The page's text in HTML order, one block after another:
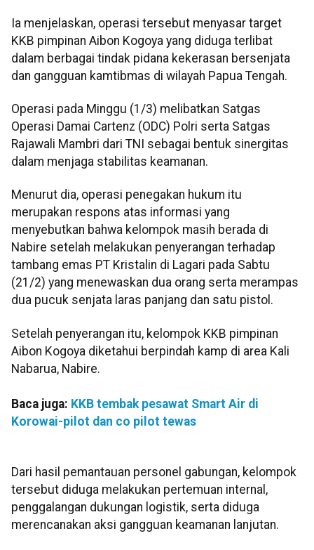
Ia menjelaskan, operasi tersebut menyasar target
KKB pimpinan Aibon Kogoya yang diduga terlibat
dalam berbagai tindak pidana kekerasan bersenjata
dan gangguan kamtibmas di wilayah Papua Tengah.
Operasi pada Minggu (1/3) melibatkan Satgas
Operasi Damai Cartenz (ODC) Polri serta Satgas
Rajawali Mambri dari TNI sebagai bentuk sinergitas
dalam menjaga stabilitas keamanan.
Menurut dia, operasi penegakan hukum itu
merupakan respons atas informasi yang
menyebutkan bahwa kelompok masih berada di
Nabire setelah melakukan penyerangan terhadap
tambang emas PT Kristalin di Lagari pada Sabtu
(21/2) yang menewaskan dua orang serta merampas
dua pucuk senjata laras panjang dan satu pistol.
Setelah penyerangan itu, kelompok KKB pimpinan
Aibon Kogoya diketahui berpindah kamp di area Kali
Nabarua, Nabire.
Baca juga: KKB tembak pesawat Smart Air di
Korowai-pilot dan co pilot tewas
Dari hasil pemantauan personel gabungan, kelompok
tersebut diduga melakukan pertemuan internal,
penggalangan dukungan logistik, serta diduga
merencanakan aksi gangguan keamanan lanjutan.